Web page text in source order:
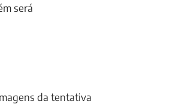
será
da tentativa